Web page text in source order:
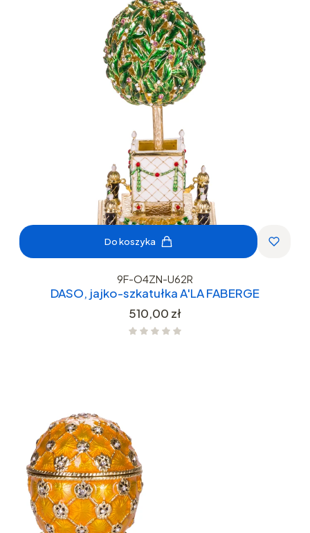
Do koszyka
9F-O4ZN-U62R
DASO, jajko-szkatułka A'LA FABERGE
Cena
510,00 zł